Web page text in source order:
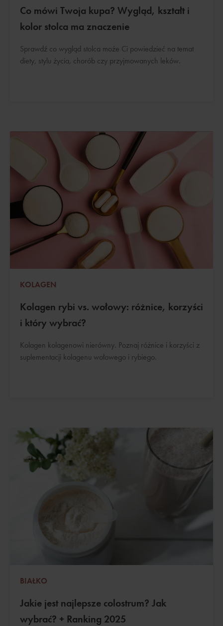
Co mówi Twoja kupa? Wygląd, kształt i
kolor stolca ma znaczenie
Sprawdź co wygląd stolca może Ci powiedzieć na temat
diety, stylu życia, chorób czy przyjmowanych leków.
KOLAGEN
Kolagen rybi vs. wołowy: różnice, korzyści
i który wybrać?
Kolagen kolagenowi nierówny. Poznaj różnice i korzyści z
suplementacji kolagenu wołowego i rybiego.
BIAŁKO
Jakie jest najlepsze colostrum? Jak
wybrać? + Ranking 2025